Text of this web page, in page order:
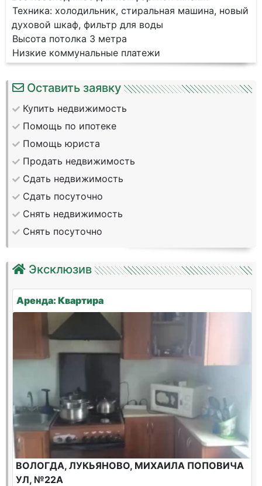
Техника: холодильник, стиральная машина, новый
духовой шкаф, фильтр для воды
Высота потолка 3 метра
Низкие коммунальные платежи
Оставить заявку
Купить недвижимость
Помощь по ипотеке
Помощь юриста
Продать недвижимость
Сдать недвижимость
Сдать посуточно
Снять недвижимость
Снять посуточно
Эксклюзив
Аренда: Квартира
ВОЛОГДА, ЛУКЬЯНОВО, МИХАИЛА ПОПОВИЧА
УЛ, №22А